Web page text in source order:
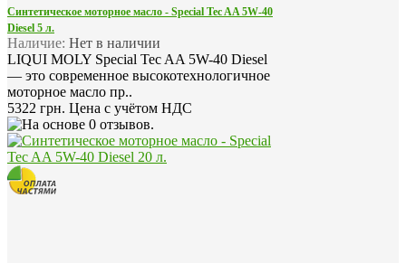
Синтетическое моторное масло - Special Tec AA 5W-40
Diesel 5 л.
Наличие: Нет в наличии
LIQUI MOLY Special Tec AA 5W-40 Diesel
— это современное высокотехнологичное
моторное масло пр..
5322 грн. Цена с учётом НДС